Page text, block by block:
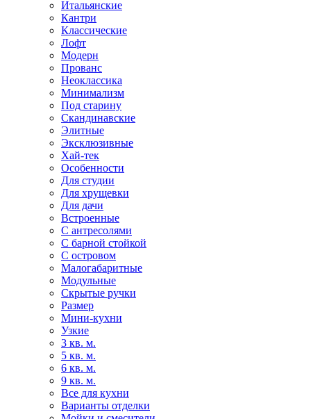
Итальянские
Кантри
Классические
Лофт
Модерн
Прованс
Неоклассика
Минимализм
Под старину
Скандинавские
Элитные
Эксклюзивные
Хай-тек
Особенности
Для студии
Для хрущевки
Для дачи
Встроенные
С антресолями
С барной стойкой
С островом
Малогабаритные
Модульные
Скрытые ручки
Размер
Мини-кухни
Узкие
3 кв. м.
5 кв. м.
6 кв. м.
9 кв. м.
Все для кухни
Варианты отделки